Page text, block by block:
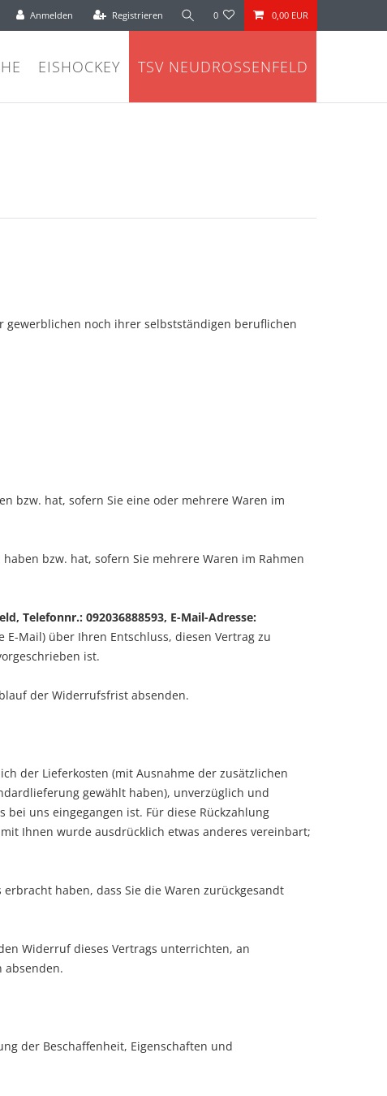
Anmelden Registrieren 0 0,00 EUR
EISHOCKEY TSV NEUDROSSENFELD
gewerblichen noch ihrer selbstständigen beruflichen
bzw. hat, sofern Sie eine oder mehrere Waren im
bzw. hat, sofern Sie mehrere Waren im Rahmen
Telefonnr.: 092036888593, E-Mail-Adresse:
Mail) über Ihren Entschluss, diesen Vertrag zu
ist.
der Widerrufsfrist absenden.
der Lieferkosten (mit Ausnahme der zusätzlichen
gewählt haben), unverzüglich und
uns eingegangen ist. Für diese Rückzahlung
Ihnen wurde ausdrücklich etwas anderes vereinbart;
haben, dass Sie die Waren zurückgesandt
Widerruf dieses Vertrags unterrichten, an
absenden.
der Beschaffenheit, Eigenschaften und